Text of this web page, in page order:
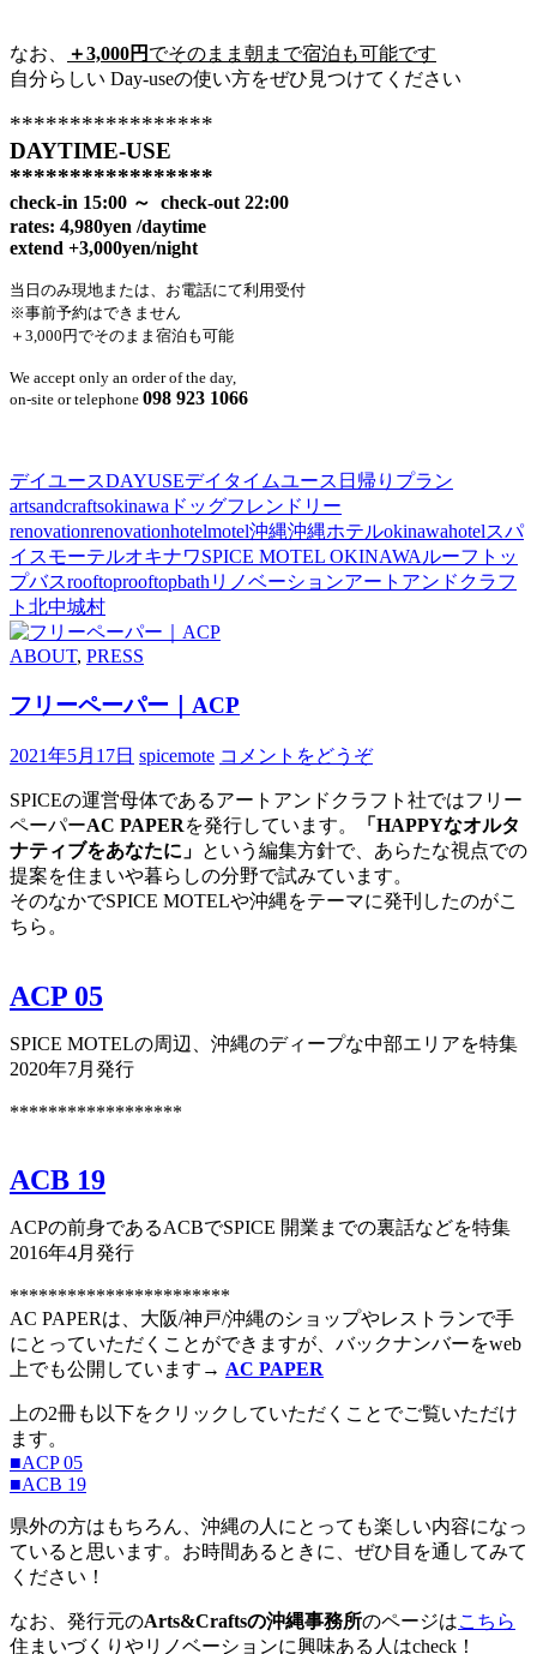
なお、 ＋3,000円 でそのまま朝まで宿泊も可能です
自分らしい Day-useの使い方をぜひ見つけてください
*****************
DAYTIME-USE
*****************
check-in 15:00 ～ check-out 22:00
rates: 4,980yen /daytime
extend +3,000yen/night
当日のみ現地または、お電話にて利用受付
※事前予約はできません
＋3,000円でそのまま宿泊も可能
We accept only an order of the day,
on-site or telephone 098 923 1066
デイユースDAYUSEデイタイムユース 日帰りプラン
artsandcraftsokinawa ドッグフレンドリー
renovationrenovationhotelmotel沖縄沖縄ホテルokinawahotelスパ
イスモーテルオキナワSPICE MOTEL OKINAWA ルーフトッ
プバスrooftoprooftopbath リノベーションアートアンドクラフ
ト 北中城村
ABOUT, PRESS
フリーペーパー｜ACP
2021年5月17日 spicemote コメントをどうぞ
SPICEの運営母体であるアートアンドクラフト社ではフリー
ペーパーAC PAPERを発行しています。
「HAPPYなオルタ
ナティブをあなたに」 という編集方針で、あらたな視点での
提案を住まいや暮らしの分野で試みています。
そのなかでSPICE MOTELや沖縄をテーマに発刊したのがこ
ちら。
ACP 05
SPICE MOTELの周辺、沖縄のディープな中部エリアを特集
2020年7月発行
******************
ACB 19
ACPの前身であるACBでSPICE 開業までの裏話などを特集
2016年4月発行
***********************
AC PAPERは、大阪/神戸/沖縄のショップやレストランで手
にとっていただくことができますが、バックナンバーをweb
上でも公開しています→ AC PAPER
上の2冊も以下をクリックしていただくことでご覧いただけ
ます。
■ACP 05
■ACB 19
県外の方はもちろん、沖縄の人にとっても楽しい内容になっ
ていると思います。お時間あるときに、ぜひ目を通してみて
ください！
なお、発行元のArts&Craftsの沖縄事務所のページはこちら
住まいづくりやリノベーションに興味ある人はcheck！